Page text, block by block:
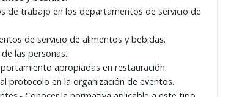
de trabajo en los departamentos de servicio de
de servicio de alimentos y bebidas.
las personas.
apropiadas en restauración.
protocolo en la organización de eventos.